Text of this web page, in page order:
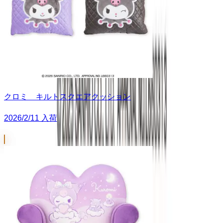
クロミ キルトスクエアクッション
2026/2/11 入荷